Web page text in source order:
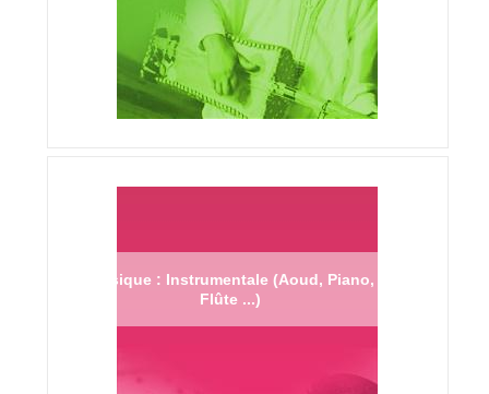
Musique : Instrumentale (Aoud, Piano,
Flûte ...)